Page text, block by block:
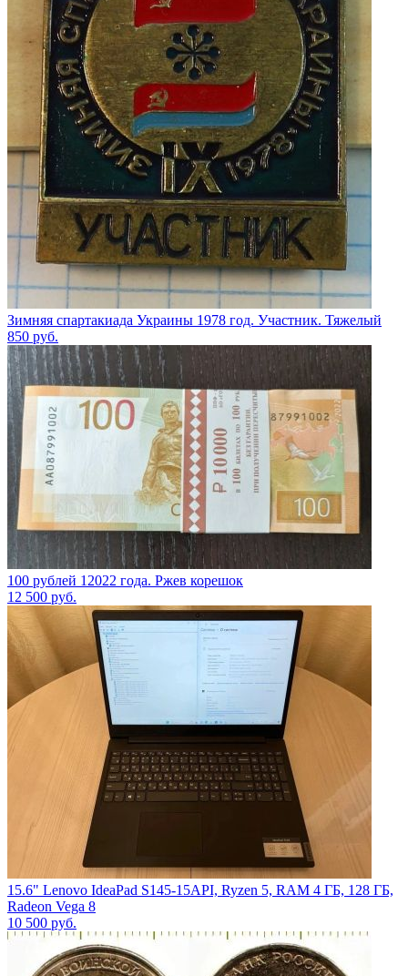
Зимняя спартакиада Украины 1978 год. Участник. Тяжелый
850 руб.
100 рублей 12022 года. Ржев корешок
12 500 руб.
15.6" Lenovo IdeaPad S145-15API, Ryzen 5, RAM 4 ГБ, 128 ГБ,
Radeon Vega 8
10 500 руб.